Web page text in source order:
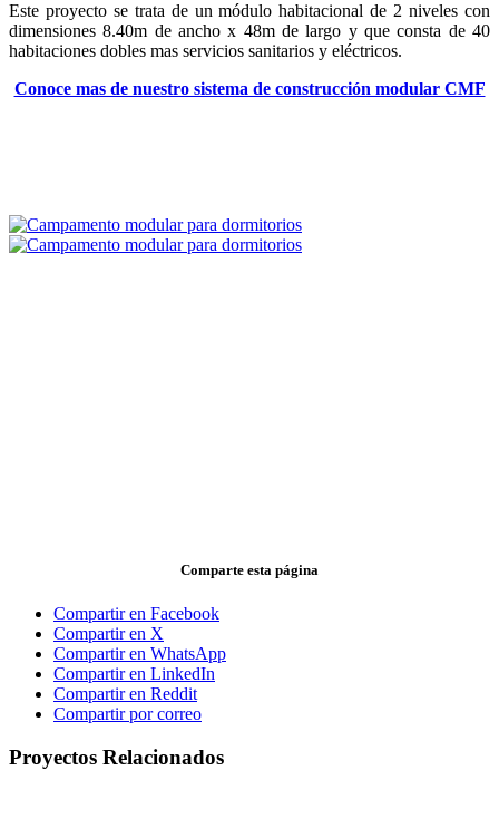
Este proyecto se trata de un módulo habitacional de 2 niveles con
dimensiones 8.40m de ancho x 48m de largo y que consta de 40
habitaciones dobles mas servicios sanitarios y eléctricos.
Conoce mas de nuestro sistema de construcción modular CMF
Comparte esta página
Compartir en Facebook
Compartir en X
Compartir en WhatsApp
Compartir en LinkedIn
Compartir en Reddit
Compartir por correo
Proyectos Relacionados